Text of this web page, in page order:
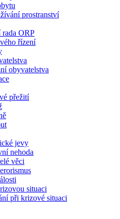
prostranství
rada ORP
řízení
obyvatelstva
přežití
jevy
nehoda
věci
situaci
při krizové situaci